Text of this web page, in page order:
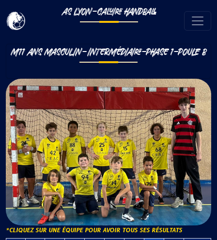
AS LYON-CALUIRE HANDBALL
M11 ANS MASCULIN-INTERMÉDIAIRE-PHASE 1-POULE B
*CLIQUEZ SUR UNE ÉQUIPE POUR AVOIR TOUS SES RÉSULTATS